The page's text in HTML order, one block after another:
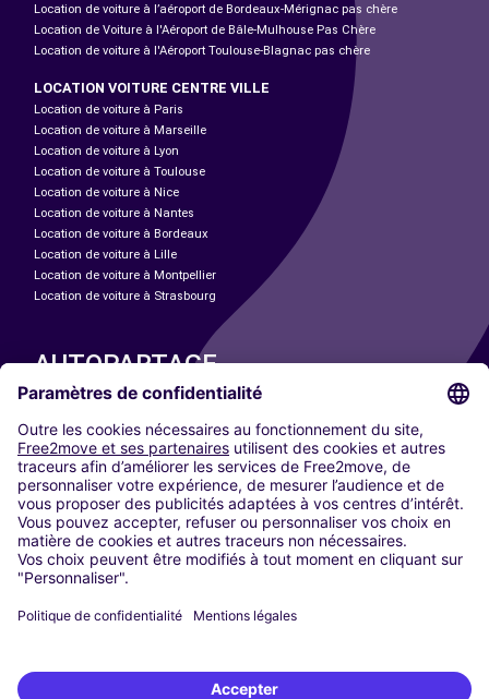
Location de voiture à l’aéroport de Bordeaux-Mérignac pas chère
Location de Voiture à l'Aéroport de Bâle-Mulhouse Pas Chère
Location de voiture à l'Aéroport Toulouse-Blagnac pas chère
LOCATION VOITURE CENTRE VILLE
Location de voiture à Paris
Location de voiture à Marseille
Location de voiture à Lyon
Location de voiture à Toulouse
Location de voiture à Nice
Location de voiture à Nantes
Location de voiture à Bordeaux
Location de voiture à Lille
Location de voiture à Montpellier
Location de voiture à Strasbourg
AUTOPARTAGE
Paris
Madrid
Washington DC
Milan
Rome
Turin
Vienne
Berlin
Düsseldorf